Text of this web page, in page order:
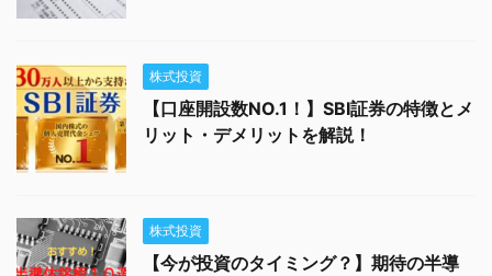
株式投資
【口座開設数NO.1！】SBI証券の特徴とメ
リット・デメリットを解説！
株式投資
【今が投資のタイミング？】期待の半導